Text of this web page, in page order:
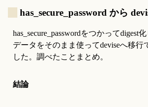
has_secure_password から
has_secure_passwordをつかってdigest
データをそのまま使ってdeviseへ移行
した。調べたことまとめ。
結論